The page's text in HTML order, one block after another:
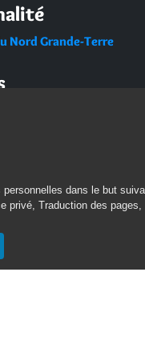
dans le but
privé, Traduction des pages,
Nord Grande-Terre
Guadeloupe